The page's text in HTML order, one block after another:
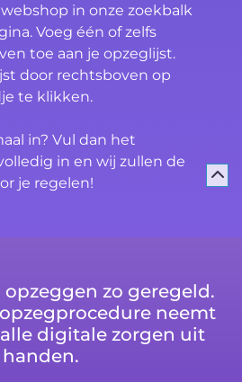
in onze zoekbalk
Voeg één of zelfs
toe aan je opzeglijst.
door rechtsboven op
te klikken.
in? Vul dan het
in en wij zullen de
je regelen!
zo geregeld.
neemt
digitale zorgen uit
handen.